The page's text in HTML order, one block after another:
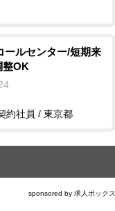
ールセンター/短期来
整OK
約社員 / 東京都
sponsored by 求人ボックス